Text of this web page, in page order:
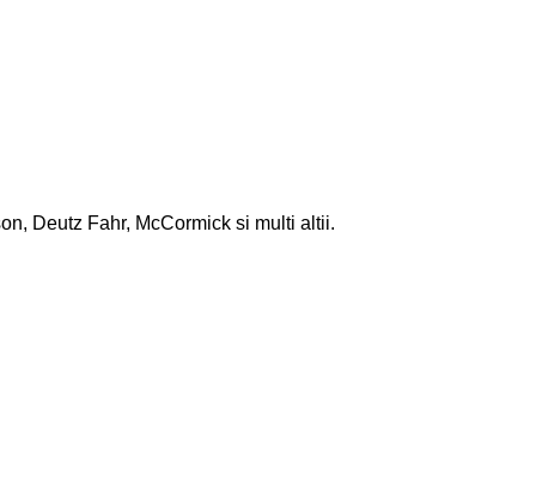
Deutz Fahr, McCormick si multi altii.